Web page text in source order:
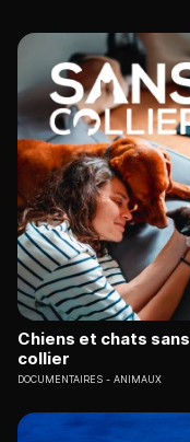
Chiens et chats sans
collier
DOCUMENTAIRES ANIMAUX